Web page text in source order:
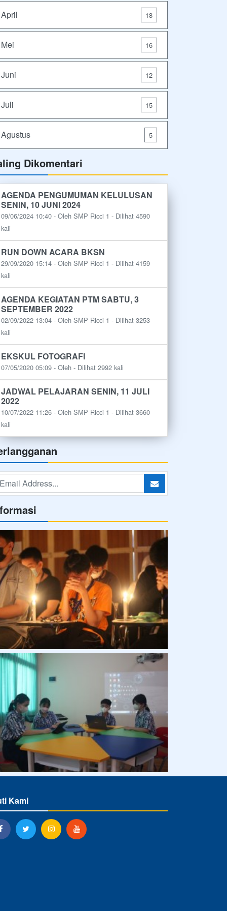
April 18
Mei 16
Juni 12
Juli 15
Agustus 5
Dikomentari
AGENDA PENGUMUMAN KELULUSAN
SENIN, 10 JUNI 2024
09/06/2024 10:40 - Oleh SMP Ricci 1 - Dilihat 4590
kali
RUN DOWN ACARA BKSN
29/09/2020 15:14 - Oleh SMP Ricci 1 - Dilihat 4159
kali
AGENDA KEGIATAN PTM SABTU, 3
SEPTEMBER 2022
02/09/2022 13:04 - Oleh SMP Ricci 1 - Dilihat 3253
kali
EKSKUL FOTOGRAFI
07/05/2020 05:09 - Oleh - Dilihat 2992 kali
JADWAL PELAJARAN SENIN, 11 JULI
2022
10/07/2022 11:26 - Oleh SMP Ricci 1 - Dilihat 3660
kali
Kami